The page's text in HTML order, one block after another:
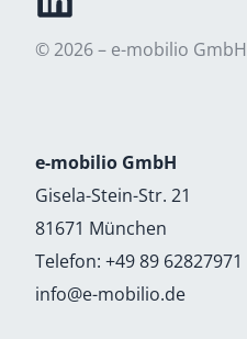
© 2026 – e-mobilio GmbH
e-mobilio GmbH
Gisela-Stein-Str. 21
81671 München
Telefon: +49 89 62827971
info@e-mobilio.de